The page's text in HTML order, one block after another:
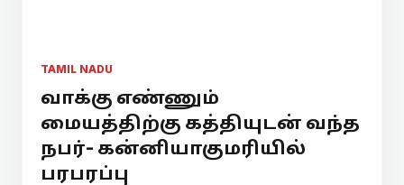
TAMIL NADU
வாக்கு எண்ணும்
மையத்திற்கு கத்தியுடன் வந்த
நபர்- கன்னியாகுமரியில்
பரபரப்பு